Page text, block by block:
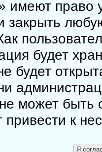
имеют право
закрыть
будет
будет
может быть
привести к